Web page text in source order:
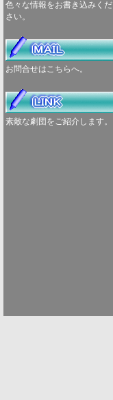
色々な情報をお書き込みくだ
さい。
お問合せはこちらへ。
素敵な劇団をご紹介します。